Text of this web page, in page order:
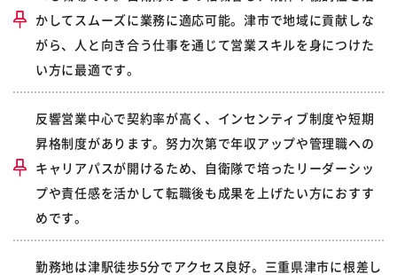
かしてスムーズに業務に適応可能。津市で地域に貢献しな
がら、人と向き合う仕事を通じて営業スキルを身につけた
い方に最適です。
反響営業中心で契約率が高く、インセンティブ制度や短期
昇格制度があります。努力次第で年収アップや管理職への
キャリアパスが開けるため、自衛隊で培ったリーダーシッ
プや責任感を活かして転職後も成果を上げたい方におすす
めです。
勤務地は津駅徒歩5分でアクセス良好。三重県津市に根差し